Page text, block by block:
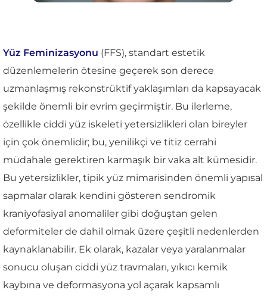
Yüz Feminizasyonu (FFS), standart estetik
düzenlemelerin ötesine geçerek son derece
uzmanlaşmış rekonstrüktif yaklaşımları da kapsayacak
şekilde önemli bir evrim geçirmiştir. Bu ilerleme,
özellikle ciddi yüz iskeleti yetersizlikleri olan bireyler
için çok önemlidir; bu, yenilikçi ve titiz cerrahi
müdahale gerektiren karmaşık bir vaka alt kümesidir.
Bu yetersizlikler, tipik yüz mimarisinden önemli yapısal
sapmalar olarak kendini gösteren sendromik
kraniyofasiyal anomaliler gibi doğuştan gelen
deformiteler de dahil olmak üzere çeşitli nedenlerden
kaynaklanabilir. Ek olarak, kazalar veya yaralanmalar
sonucu oluşan ciddi yüz travmaları, yıkıcı kemik
kaybına ve deformasyona yol açarak kapsamlı